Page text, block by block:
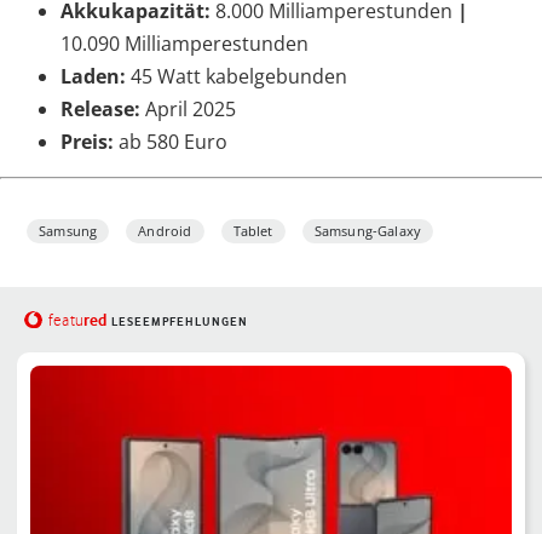
Akkukapazität: 8.000 Milliamperestunden |
10.090 Milliamperestunden
Laden: 45 Watt kabelgebunden
Release: April 2025
Preis: ab 580 Euro
Samsung Android Tablet Samsung-Galaxy
featured LESEEMPFEHLUNGEN